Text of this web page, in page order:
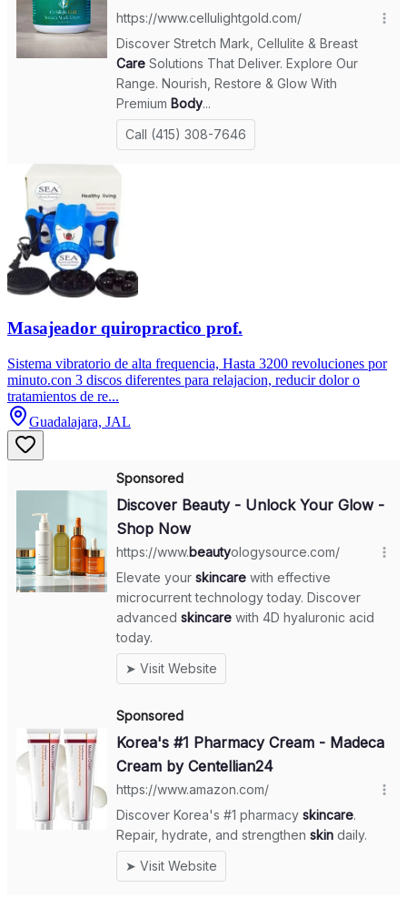
Masajeador quiropractico prof.
Sistema vibratorio de alta frequencia, Hasta 3200 revoluciones por
minuto.con 3 discos diferentes para relajacion, reducir dolor o
tratamientos de re...
Guadalajara, JAL